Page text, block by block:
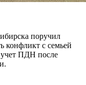
поручил
конфликт с семьей
учет ПДН после